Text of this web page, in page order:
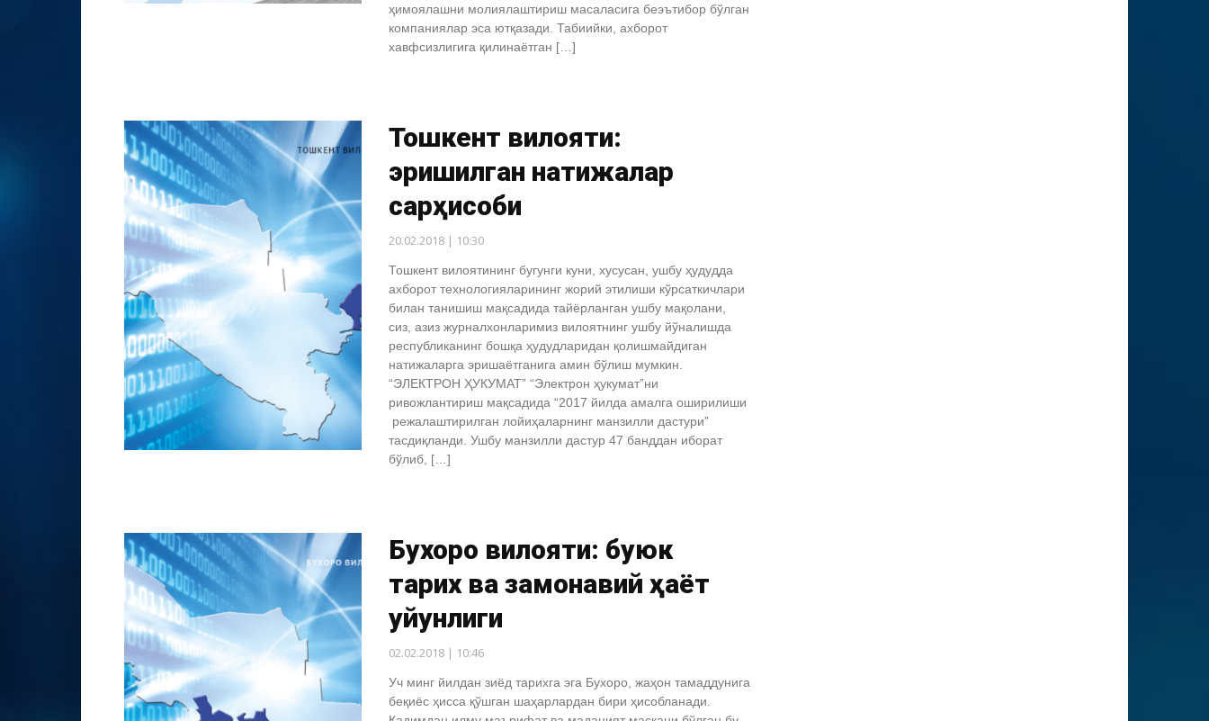
ҳимоялашни молиялаштириш масаласига беэътибор бўлган
компаниялар эса ютқазади. Табиийки, ахборот
хавфсизлигига қилинаётган […]
Тошкент вилояти:
эришилган натижалар
сарҳисоби
20.02.2018 | 10:30
Тошкент вилоятининг бугунги куни, хусусан, ушбу ҳудудда
ахборот технологияларининг жорий этилиши кўрсаткичлари
билан танишиш мақсадида тайёрланган ушбу мақолани,
сиз, азиз журналхонларимиз вилоятнинг ушбу йўналишда
республиканинг бошқа ҳудудларидан қолишмайдиган
натижаларга эришаётганига амин бўлиш мумкин.
“ЭЛЕКТРОН ҲУКУМАТ” “Электрон ҳукумат”ни
ривожлантириш мақсадида “2017 йилда амалга оширилиши
режалаштирилган лойиҳаларнинг манзилли дастури”
тасдиқланди. Ушбу манзилли дастур 47 банддан иборат
бўлиб, […]
Бухоро вилояти: буюк
тарих ва замонавий ҳаёт
уйғунлиги
02.02.2018 | 10:46
Уч минг йилдан зиёд тарихга эга Бухоро, жаҳон тамаддунига
беқиёс ҳисса қўшган шаҳарлардан бири ҳисобланади.